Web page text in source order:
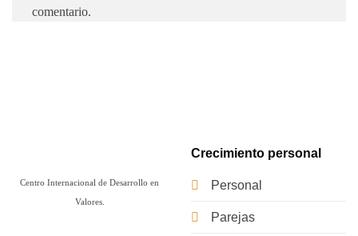
comentario.
Centro Internacional de Desarrollo en
Valores.
Crecimiento personal
Personal
Parejas